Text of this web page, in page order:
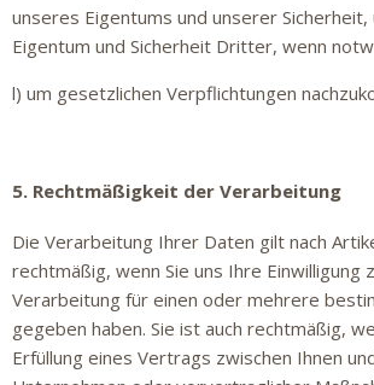
unseres Eigentums und unserer Sicherheit,
Eigentum und Sicherheit Dritter, wenn
l) um gesetzlichen Verpflichtungen
5. Rechtmäßigkeit der Verarbeitung
Die Verarbeitung Ihrer Daten gilt nach
rechtmäßig, wenn Sie uns Ihre Einwilligung
Verarbeitung für einen oder mehrere
gegeben haben. Sie ist auch rechtmäßig,
Erfüllung eines Vertrags zwischen Ihnen